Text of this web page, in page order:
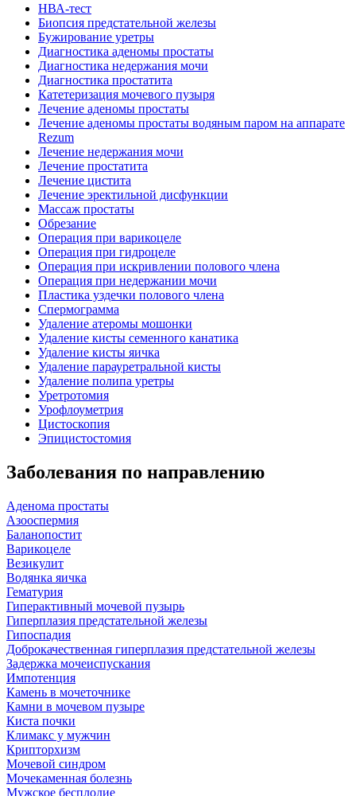
HВА-тест
Биопсия предстательной железы
Бужирование уретры
Диагностика аденомы простаты
Диагностика недержания мочи
Диагностика простатита
Катетеризация мочевого пузыря
Лечение аденомы простаты
Лечение аденомы простаты водяным паром на аппарате
Rezum
Лечение недержания мочи
Лечение простатита
Лечение цистита
Лечение эректильной дисфункции
Массаж простаты
Обрезание
Операция при варикоцеле
Операция при гидроцеле
Операция при искривлении полового члена
Операция при недержании мочи
Пластика уздечки полового члена
Спермограмма
Удаление атеромы мошонки
Удаление кисты семенного канатика
Удаление кисты яичка
Удаление парауретральной кисты
Удаление полипа уретры
Уретротомия
Урофлоуметрия
Цистоскопия
Эпицистостомия
Заболевания по направлению
Аденома простаты
Азооспермия
Баланопостит
Варикоцеле
Везикулит
Водянка яичка
Гематурия
Гиперактивный мочевой пузырь
Гиперплазия предстательной железы
Гипоспадия
Доброкачественная гиперплазия предстательной железы
Задержка мочеиспускания
Импотенция
Камень в мочеточнике
Камни в мочевом пузыре
Киста почки
Климакс у мужчин
Крипторхизм
Мочевой синдром
Мочекаменная болезнь
Мужское бесплодие